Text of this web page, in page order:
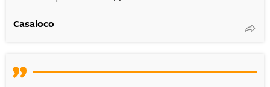
Casaloco